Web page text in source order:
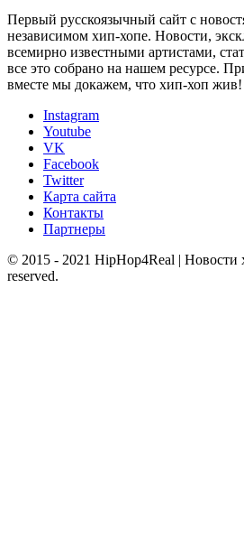
Первый русскоязычный сайт с
независимом хип-хопе. Новости,
всемирно известными артистами,
все это собрано на нашем ресурсе.
вместе мы докажем, что хип-хоп жив!
Instagram
Youtube
VK
Facebook
Twitter
Карта сайта
Контакты
Партнеры
© 2015 - 2021 HipHop4Real | Новости
reserved.